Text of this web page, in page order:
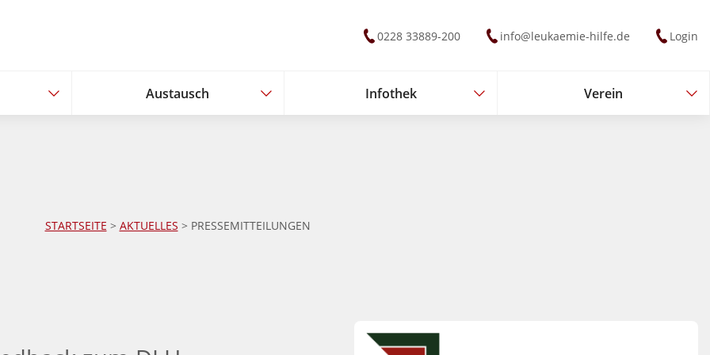
0228 33889-200 info@leukaemie-hilfe.de Login
Austausch
Austausch Infothek
Infothek Verein
Verein
STARTSEITE > AKTUELLES > PRESSEMITTEILUNGEN